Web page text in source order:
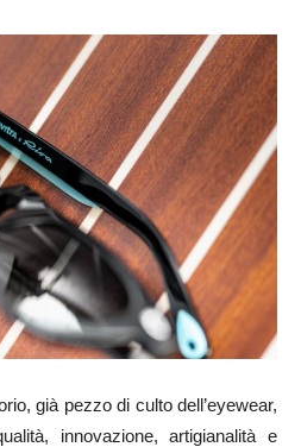
già pezzo di culto dell’eyewear,
innovazione, artigianalità e